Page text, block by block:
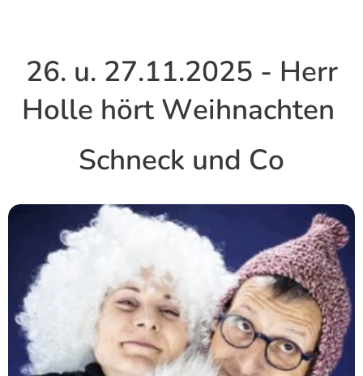
26. u. 27.11.2025 - Herr
Holle hört Weihnachten
Schneck und Co